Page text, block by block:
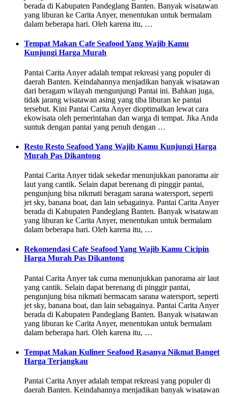
berada di Kabupaten Pandeglang Banten. Banyak wisatawan
yang liburan ke Carita Anyer, menentukan untuk bermalam
dalam beberapa hari. Oleh karena itu, …
Tempat Makan Cafe Seafood Yang Wajib Kamu
Kunjungi Harga Murah
Pantai Carita Anyer adalah tempat rekreasi yang populer di
daerah Banten. Keindahannya menjadikan banyak wisatawan
dari beragam wilayah mengunjungi Pantai ini. Bahkan juga,
tidak jarang wisatawan asing yang tiba liburan ke pantai
tersebut. Kini Pantai Carita Anyer dioptimalkan lewat cara
ekowisata oleh pemerintahan dan warga di tempat. Jika Anda
suntuk dengan pantai yang penuh dengan …
Resto Resto Seafood Yang Wajib Kamu Kunjungi Harga
Murah Pas Dikantong
Pantai Carita Anyer tidak sekedar menunjukkan panorama air
laut yang cantik. Selain dapat berenang di pinggir pantai,
pengunjung bisa nikmati beragam sarana watersport, seperti
jet sky, banana boat, dan lain sebagainya. Pantai Carita Anyer
berada di Kabupaten Pandeglang Banten. Banyak wisatawan
yang liburan ke Carita Anyer, menentukan untuk bermalam
dalam beberapa hari. Oleh karena itu, …
Rekomendasi Cafe Seafood Yang Wajib Kamu Cicipin
Harga Murah Pas Dikantong
Pantai Carita Anyer tak cuma menunjukkan panorama air laut
yang cantik. Selain dapat berenang di pinggir pantai,
pengunjung bisa nikmati bermacam sarana watersport, seperti
jet sky, banana boat, dan lain sebagainya. Pantai Carita Anyer
berada di Kabupaten Pandeglang Banten. Banyak wisatawan
yang liburan ke Carita Anyer, menentukan untuk bermalam
dalam beberapa hari. Oleh karena itu, …
Tempat Makan Kuliner Seafood Rasanya Nikmat Banget
Harga Terjangkau
Pantai Carita Anyer adalah tempat rekreasi yang populer di
daerah Banten. Keindahannya menjadikan banyak wisatawan